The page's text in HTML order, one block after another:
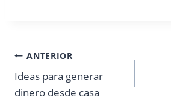
Navegación
de
ANTERIOR
Ideas para generar
dinero desde casa